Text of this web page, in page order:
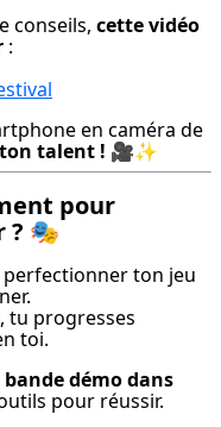
conseils, cette vidéo
:
en caméra de
talent ! 🎥✨
pour
? 🎭
perfectionner ton jeu
, tu progresses
toi.
bande démo dans
pour réussir.